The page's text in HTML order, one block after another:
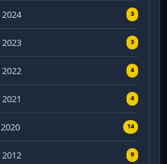
2024 3
2023 3
2022 4
2021 4
2020 14
2012 9